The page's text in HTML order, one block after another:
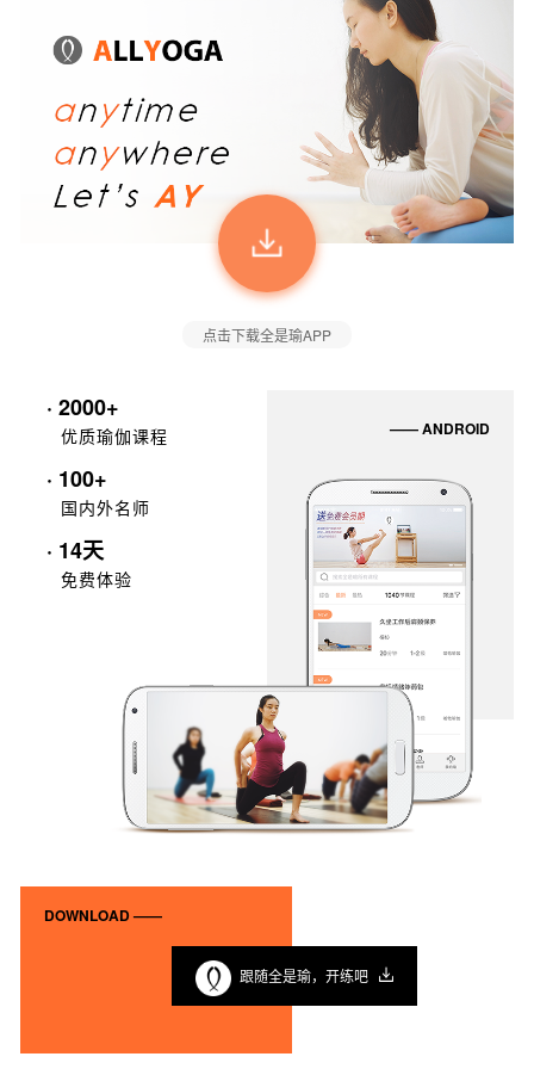
点击下载全是瑜APP
· 2000+
优质瑜伽课程
· 100+
国内外名师
· 14天
免费体验
—— ANDROID
DOWNLOAD ——
跟随全是瑜，开练吧